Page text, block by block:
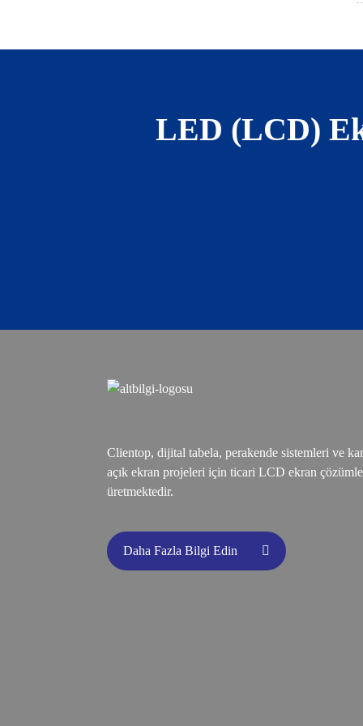
LED (LCD)
Clientop, dijital tabela, perakende sistemleri ve
açık ekran projeleri için ticari LCD ekran
üretmektedir.
Daha Fazla Bilgi Edin